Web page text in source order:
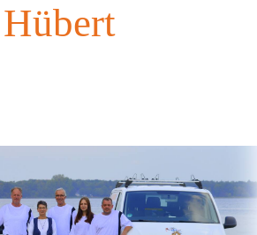
Hübert